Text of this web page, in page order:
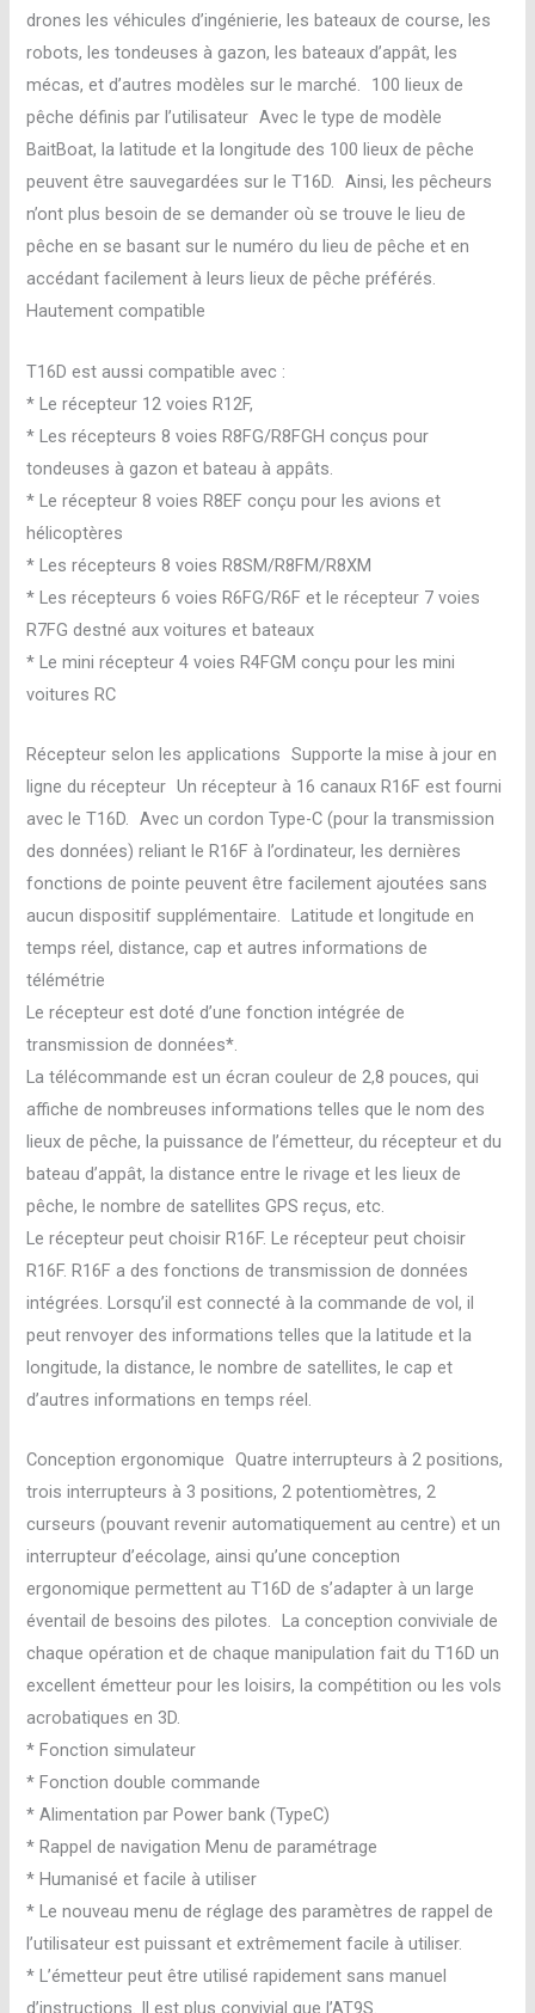
drones les véhicules d’ingénierie, les bateaux de course, les
robots, les tondeuses à gazon, les bateaux d’appât, les
mécas, et d’autres modèles sur le marché. 100 lieux de
pêche définis par l’utilisateur Avec le type de modèle
BaitBoat, la latitude et la longitude des 100 lieux de pêche
peuvent être sauvegardées sur le T16D. Ainsi, les pêcheurs
n’ont plus besoin de se demander où se trouve le lieu de
pêche en se basant sur le numéro du lieu de pêche et en
accédant facilement à leurs lieux de pêche préférés.
Hautement compatible
T16D est aussi compatible avec :
* Le récepteur 12 voies R12F,
* Les récepteurs 8 voies R8FG/R8FGH conçus pour
tondeuses à gazon et bateau à appâts.
* Le récepteur 8 voies R8EF conçu pour les avions et
hélicoptères
* Les récepteurs 8 voies R8SM/R8FM/R8XM
* Les récepteurs 6 voies R6FG/R6F et le récepteur 7 voies
R7FG destné aux voitures et bateaux
* Le mini récepteur 4 voies R4FGM conçu pour les mini
voitures RC
Récepteur selon les applications Supporte la mise à jour en
ligne du récepteur Un récepteur à 16 canaux R16F est fourni
avec le T16D. Avec un cordon Type-C (pour la transmission
des données) reliant le R16F à l’ordinateur, les dernières
fonctions de pointe peuvent être facilement ajoutées sans
aucun dispositif supplémentaire. Latitude et longitude en
temps réel, distance, cap et autres informations de
télémétrie
Le récepteur est doté d’une fonction intégrée de
transmission de données*.
La télécommande est un écran couleur de 2,8 pouces, qui
affiche de nombreuses informations telles que le nom des
lieux de pêche, la puissance de l’émetteur, du récepteur et du
bateau d’appât, la distance entre le rivage et les lieux de
pêche, le nombre de satellites GPS reçus, etc.
Le récepteur peut choisir R16F. Le récepteur peut choisir
R16F. R16F a des fonctions de transmission de données
intégrées. Lorsqu’il est connecté à la commande de vol, il
peut renvoyer des informations telles que la latitude et la
longitude, la distance, le nombre de satellites, le cap et
d’autres informations en temps réel.
Conception ergonomique Quatre interrupteurs à 2 positions,
trois interrupteurs à 3 positions, 2 potentiomètres, 2
curseurs (pouvant revenir automatiquement au centre) et un
interrupteur d’eécolage, ainsi qu’une conception
ergonomique permettent au T16D de s’adapter à un large
éventail de besoins des pilotes. La conception conviviale de
chaque opération et de chaque manipulation fait du T16D un
excellent émetteur pour les loisirs, la compétition ou les vols
acrobatiques en 3D.
* Fonction simulateur
* Fonction double commande
* Alimentation par Power bank (TypeC)
* Rappel de navigation Menu de paramétrage
* Humanisé et facile à utiliser
* Le nouveau menu de réglage des paramètres de rappel de
l’utilisateur est puissant et extrêmement facile à utiliser.
* L’émetteur peut être utilisé rapidement sans manuel
d’instructions. Il est plus convivial que l’AT9S.